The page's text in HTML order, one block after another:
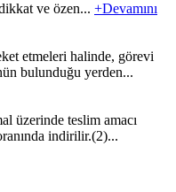
ve özen... +Devamını
etmeleri halinde, görevi
bulunduğu yerden...
üzerinde teslim amacı
indirilir.(2)...